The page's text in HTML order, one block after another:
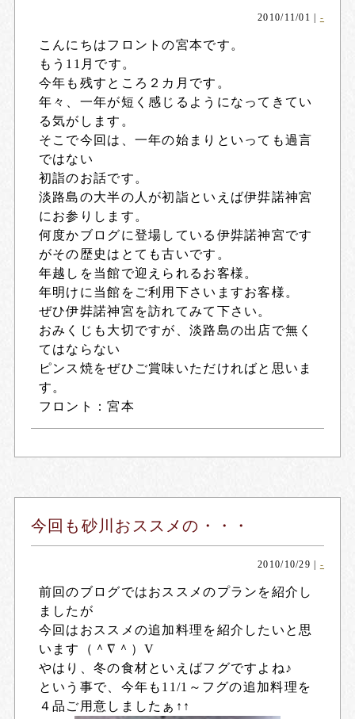
2010/11/01 -
こんにちはフロントの宮本です。
もう11月です。
今年も残すところ２カ月です。
年々、一年が短く感じるようになってきてい
る気がします。
そこで今回は、一年の始まりといっても過言
ではない
初詣のお話です。
淡路島の大半の人が初詣といえば伊弉諾神宮
にお参りします。
何度かブログに登場している伊弉諾神宮です
がその歴史はとても古いです。
年越しを当館で迎えられるお客様。
年明けに当館をご利用下さいますお客様。
ぜひ伊弉諾神宮を訪れてみて下さい。
おみくじも大切ですが、淡路島の出店で無く
てはならない
ピンス焼をぜひご賞味いただければと思いま
す。
フロント：宮本
今回も砂川おススメの・・・
2010/10/29 -
前回のブログではおススメのプランを紹介し
ましたが
今回はおススメの追加料理を紹介したいと思
います（＾∇＾）V
やはり、冬の食材といえばフグですよね♪
という事で、今年も11/1～フグの追加料理を
４品ご用意しましたぁ↑↑